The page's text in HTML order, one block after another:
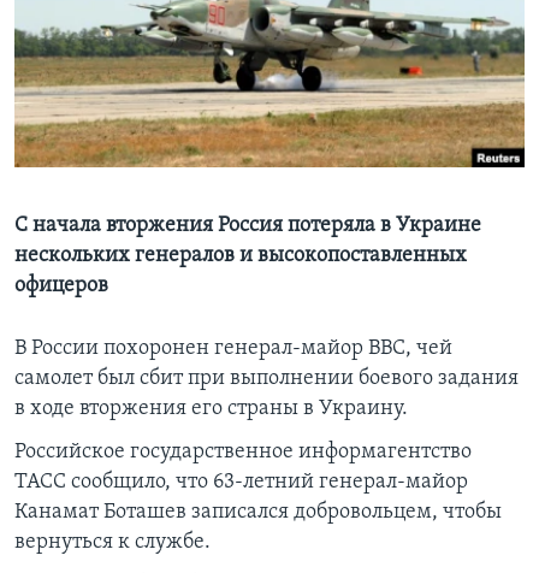
Learning English
СОЦИАЛЬНЫЕ СЕТИ
Языки
С начала вторжения Россия потеряла в Украине
нескольких генералов и высокопоставленных
офицеров
В России похоронен генерал-майор ВВС, чей
самолет был сбит при выполнении боевого задания
в ходе вторжения его страны в Украину.
Российское государственное информагентство
ТАСС сообщило, что 63-летний генерал-майор
Канамат Боташев записался добровольцем, чтобы
вернуться к службе.